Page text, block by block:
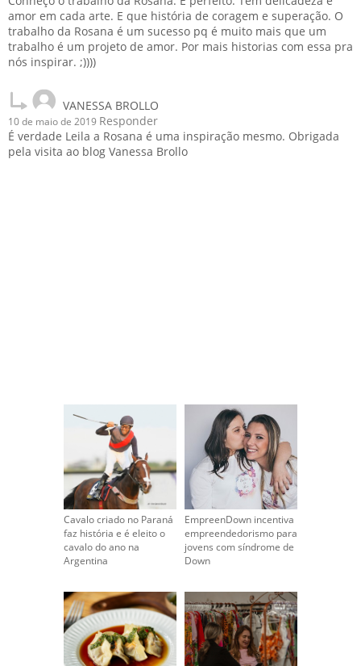
amor em cada arte. E que história de coragem e superação. O
trabalho da Rosana é um sucesso pq é muito mais que um
trabalho é um projeto de amor. Por mais historias com essa pra
nós inspirar. ;))))
VANESSA BROLLO
10 de maio de 2019 Responder
É verdade Leila a Rosana é uma inspiração mesmo. Obrigada
pela visita ao blog Vanessa Brollo
Cavalo criado no Paraná
faz história e é eleito o
cavalo do ano na
Argentina
EmpreenDown incentiva
empreendedorismo para
jovens com síndrome de
Down